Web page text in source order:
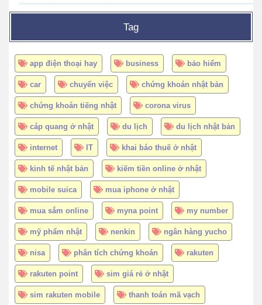
Tag
app điện thoại hay business bảo hiểm
car chuyển việc chứng khoán nhật bản
chứng khoán tiếng nhật corona virus
cáp quang ở nhật du lịch du lịch nhật bản
internet IT khai báo thuế ở nhật
kinh tế nhật bản kiếm tiền online ở nhật
mobile suica mua iphone ở nhật
mua sắm online myna point my number
mỹ phẩm nhật nenkin ngân hàng yucho
nisa phân tích chứng khoán rakuten
rakuten point sim giá rẻ ở nhật
sim rakuten mobile thanh toán mã vạch